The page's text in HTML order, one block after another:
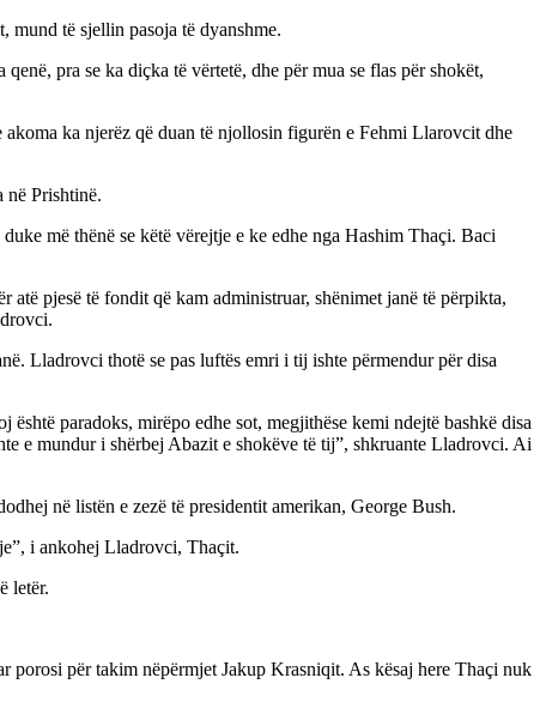
mund të sjellin pasoja të dyanshme.
pra se ka diçka të vërtetë, dhe për mua se flas për shokët,
ka njerëz që duan të njollosin figurën e Fehmi Llarovcit dhe
në Prishtinë.
më thënë se këtë vërejtje e ke edhe nga Hashim Thaçi. Baci
pjesë të fondit që kam administruar, shënimet janë të përpikta,
Lladrovci thotë se pas luftës emri i tij ishte përmendur për disa
paradoks, mirëpo edhe sot, megjithëse kemi ndejtë bashkë disa
e mundur i shërbej Abazit e shokëve të tij”, shkruante Lladrovci. Ai
në listën e zezë të presidentit amerikan, George Bush.
i ankohej Lladrovci, Thaçit.
letër.
porosi për takim nëpërmjet Jakup Krasniqit. As kësaj here Thaçi nuk